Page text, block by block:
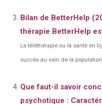
Bilan de BetterHelp
thérapie BetterHelp
La téléthérapie ou la santé en
succès au sein de la
Que faut-il savoir
psychotique :